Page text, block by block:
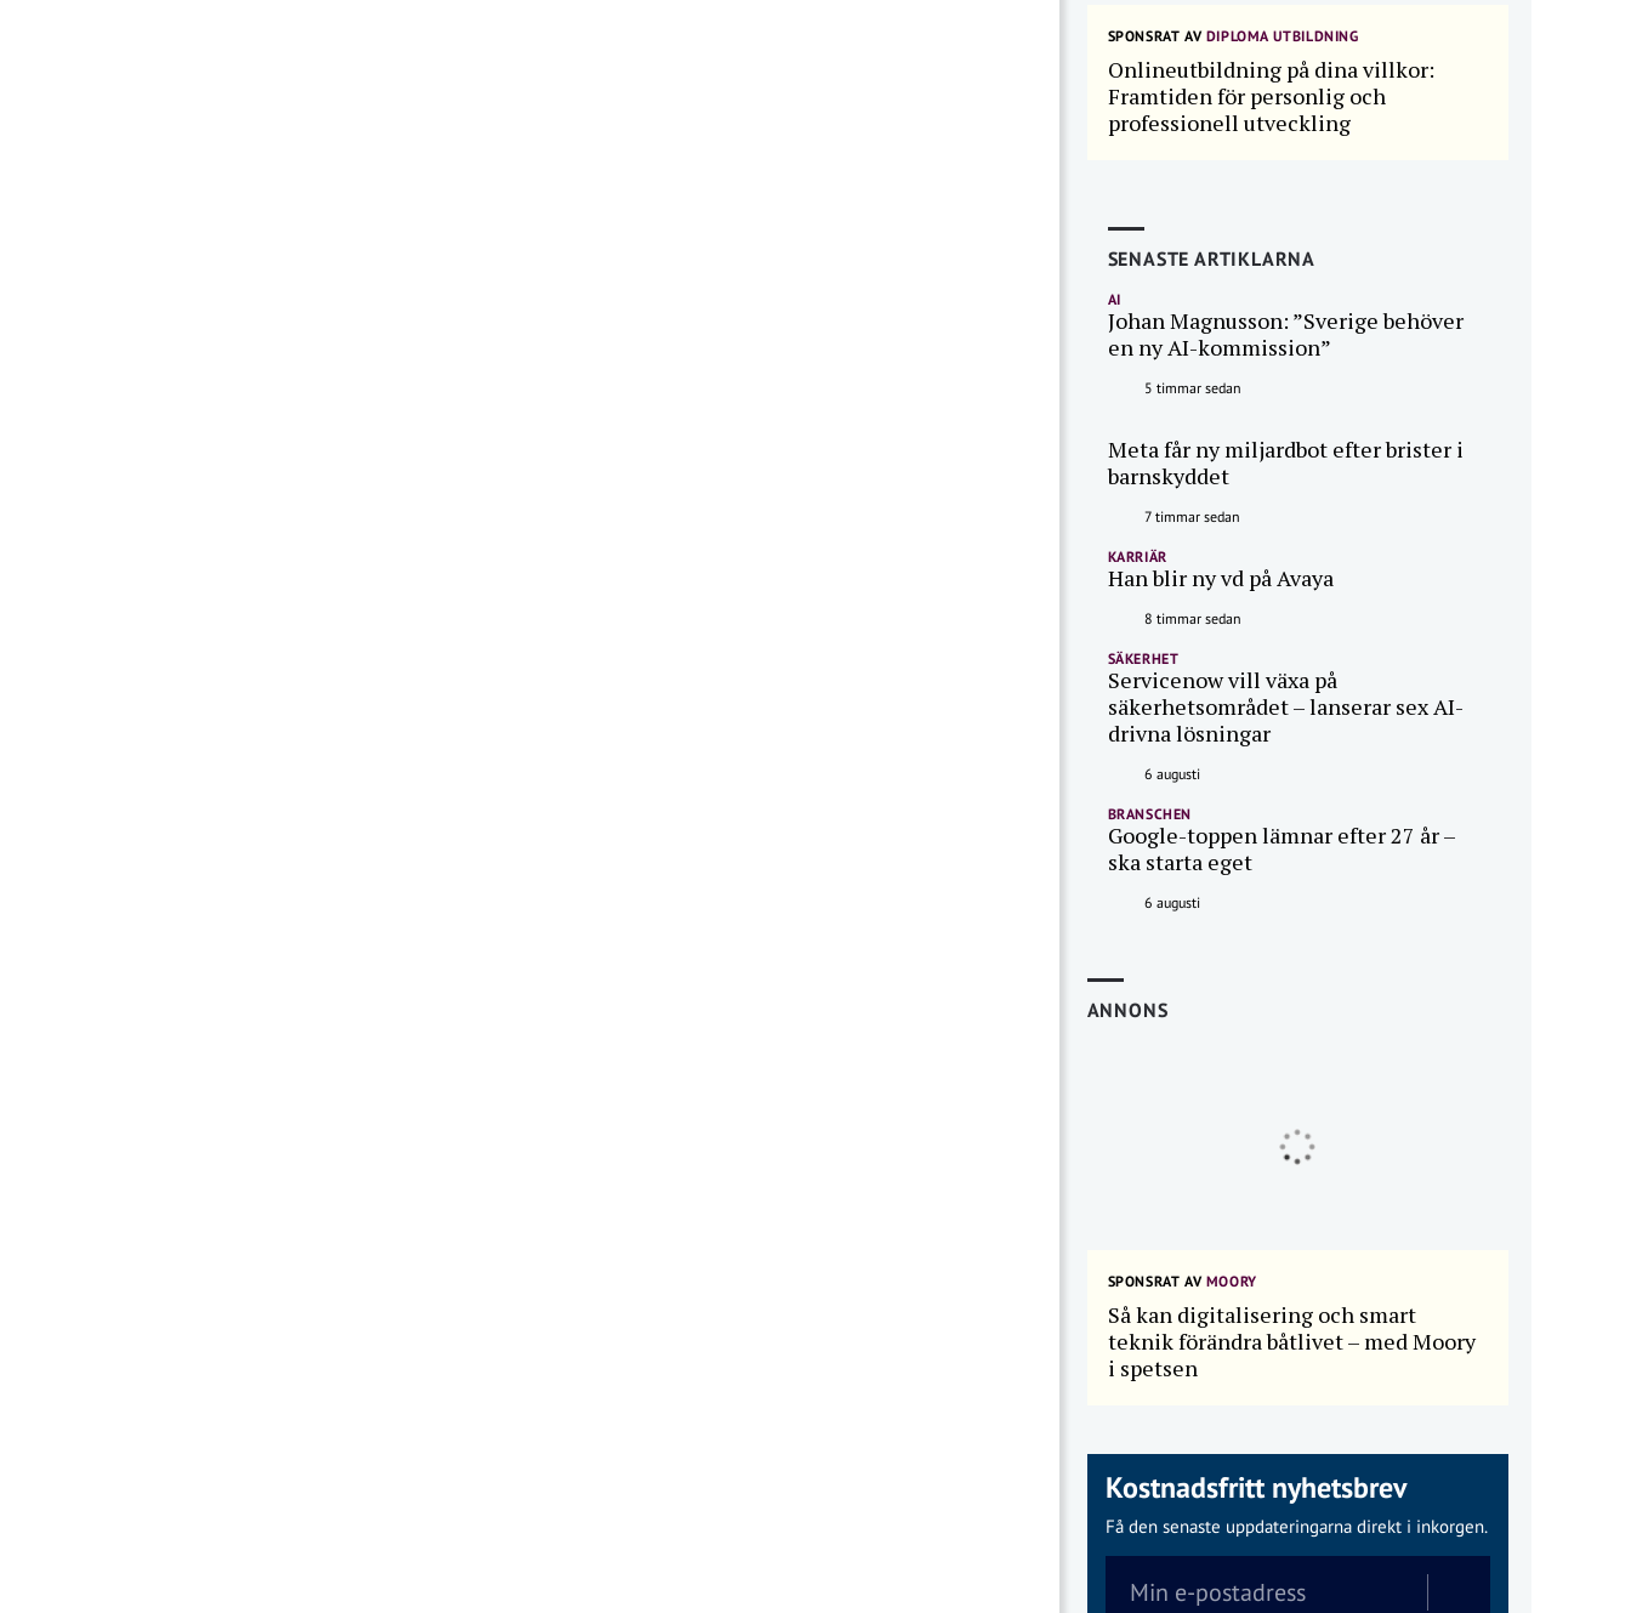
SPONSRAT AVDIPLOMA UTBILDNING
Onlineutbildning på dina villkor:
Framtiden för personlig och
professionell utveckling
SENASTE ARTIKLARNA
AI
Johan Magnusson: ”Sverige behöver
en ny AI-kommission”
5 timmar sedan
Meta får ny miljardbot efter brister i
barnskyddet
7 timmar sedan
KARRIÄR
Han blir ny vd på Avaya
8 timmar sedan
SÄKERHET
Servicenow vill växa på
säkerhetsområdet – lanserar sex AI-
drivna lösningar
6 augusti
BRANSCHEN
Google-toppen lämnar efter 27 år –
ska starta eget
6 augusti
ANNONS
SPONSRAT AVMOORY
Så kan digitalisering och smart
teknik förändra båtlivet – med Moory
i spetsen
Kostnadsfritt nyhetsbrev
Få den senaste uppdateringarna direkt i inkorgen.